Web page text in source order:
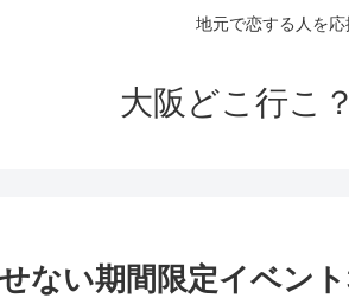
地元で恋する人を
大阪どこ行こ
ない期間限定イベント